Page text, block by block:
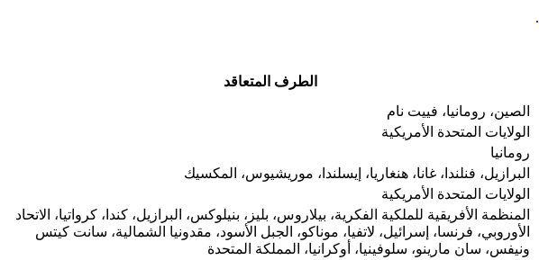
.
الطرف المتعاقد
الصين، رومانيا، فييت نام
الولايات المتحدة الأمريكية
رومانيا
البرازيل، فنلندا، غانا، هنغاريا، إيسلندا، موريشيوس، المكسيك
الولايات المتحدة الأمريكية
المنظمة الأفريقية للملكية الفكرية، بيلاروس، بليز، بنيلوكس، البرازيل، كندا، كرواتيا، الاتحاد
الأوروبي، فرنسا، إسرائيل، لاتفيا، موناكو، الجبل الأسود، مقدونيا الشمالية، سانت كيتس
ونيفس، سان مارينو، سلوفينيا، أوكرانيا، المملكة المتحدة